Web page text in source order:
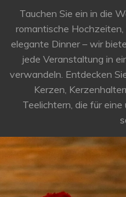
Tauchen Sie ein in die
romantische
elegante Dinner – wir
jede Veranstaltung in
verwandeln. Entdecken
Kerzen,
Teelichtern, die für